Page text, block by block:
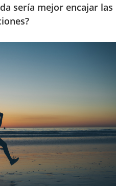
sería mejor encajar las